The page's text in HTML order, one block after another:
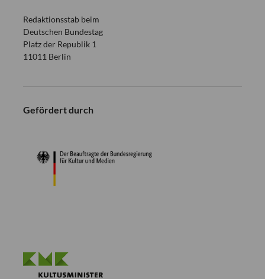
Redaktionsstab beim
Deutschen Bundestag
Platz der Republik 1
11011 Berlin
Gefördert durch